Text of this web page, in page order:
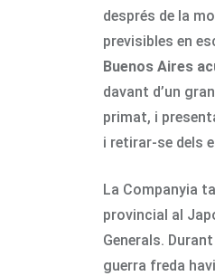
després de la
previsibles en
Buenos Aires
davant d’un
primat, i
i retirar-se dels
La Companyia
provincial al
Generals.
guerra freda